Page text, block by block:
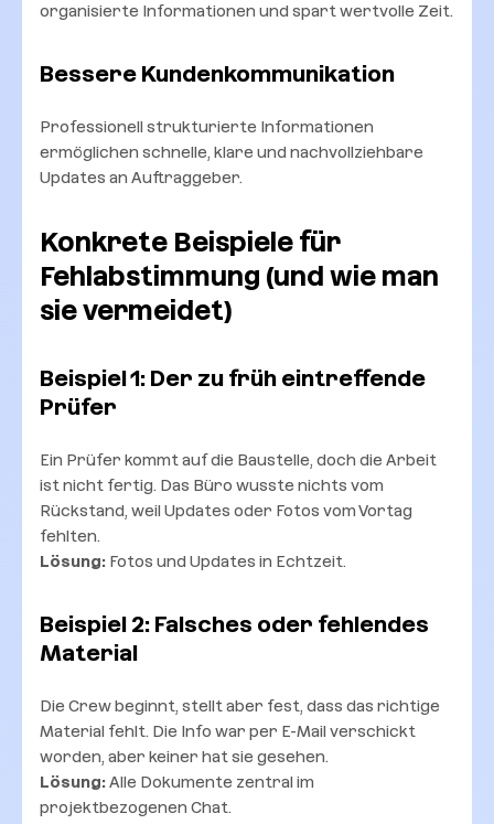
organisierte Informationen und spart wertvolle Zeit.
Bessere Kundenkommunikation
Professionell strukturierte Informationen
ermöglichen schnelle, klare und nachvollziehbare
Updates an Auftraggeber.
Konkrete Beispiele für
Fehlabstimmung (und wie man
sie vermeidet)
Beispiel 1: Der zu früh eintreffende
Prüfer
Ein Prüfer kommt auf die Baustelle, doch die Arbeit
ist nicht fertig. Das Büro wusste nichts vom
Rückstand, weil Updates oder Fotos vom Vortag
fehlten.
Lösung: Fotos und Updates in Echtzeit.
Beispiel 2: Falsches oder fehlendes
Material
Die Crew beginnt, stellt aber fest, dass das richtige
Material fehlt. Die Info war per E-Mail verschickt
worden, aber keiner hat sie gesehen.
Lösung:Alle Dokumente zentral im
projektbezogenen Chat.